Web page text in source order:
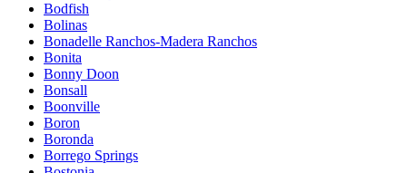
Bodfish
Bolinas
Bonadelle Ranchos-Madera Ranchos
Bonita
Bonny Doon
Bonsall
Boonville
Boron
Boronda
Borrego Springs